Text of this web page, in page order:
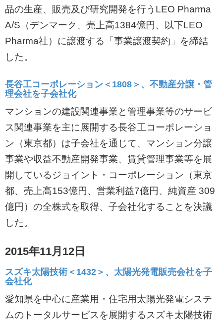
品の生産、販売及び研究開発を行うLEO Pharma
A/S（デンマーク、売上高1384億円、以下LEO
Pharma社）に譲渡する「事業譲渡契約」を締結
した。
長谷工コーポレーション＜1808＞、不動産分譲・管
理会社を子会社化
マンションの建設関連事業と管理事業等のサービ
ス関連事業を主に展開する長谷工コーポレーショ
ン（東京都）は子会社を通じて、マンション分譲
事業や収益不動産開発事業、賃貸管理事業等を展
開しているジョイント・コーポレーション（東京
都、売上高153億円、営業利益7億円、純資産 309
億円）の全株式を取得、子会社化することを決議
した。
2015年11月12日
スズキ太陽技術＜1432＞、太陽光発電販売会社を子
会社化
愛知県を中心に産業用・住宅用太陽光発電システ
ムのトータルサービスを展開するスズキ太陽技術